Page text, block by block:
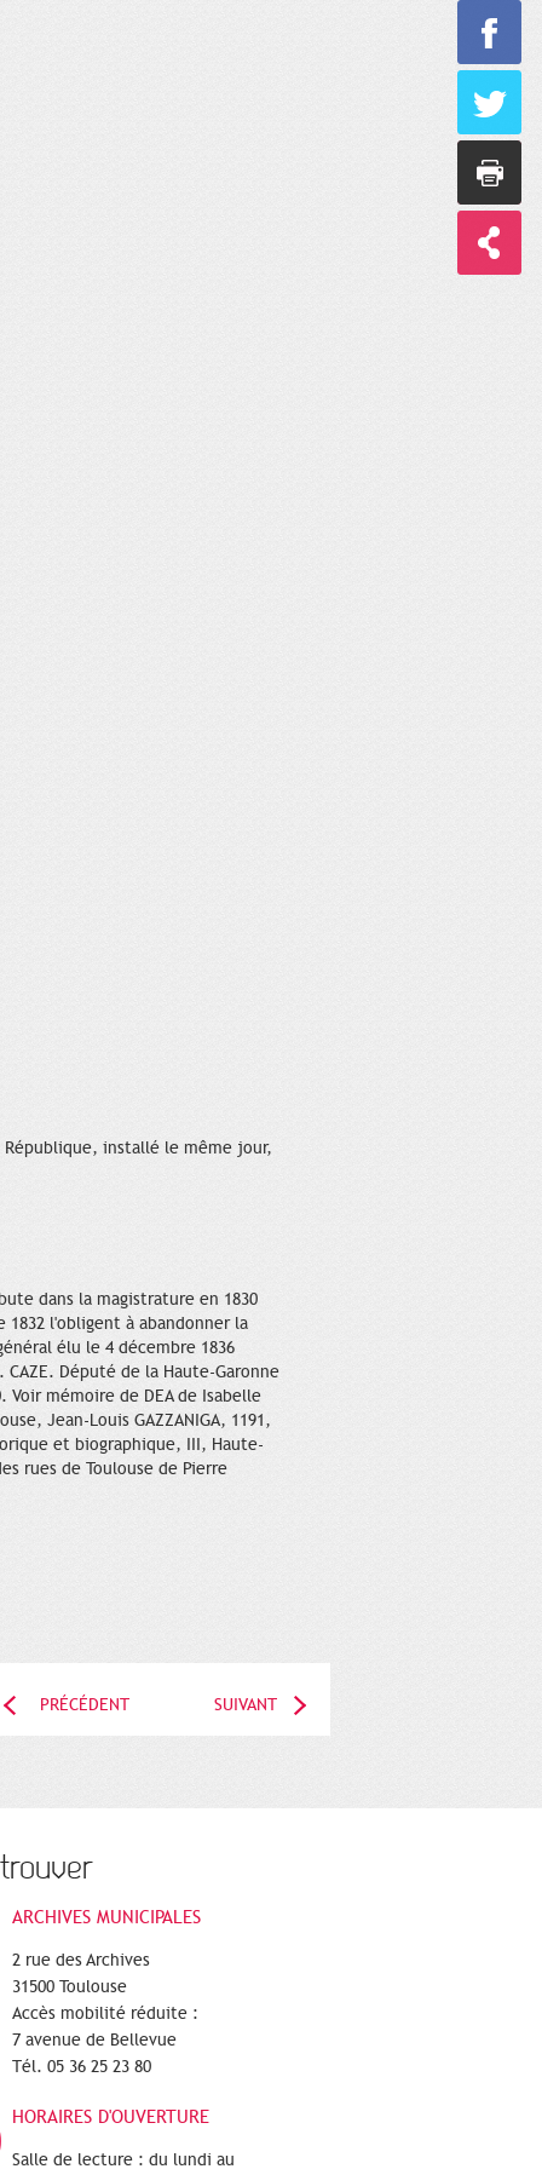
installé le même jour,
dans la magistrature en 1830
l'obligent à abandonner la
élu le 4 décembre 1836
Député de la Haute-Garonne
Voir mémoire de DEA de Isabelle
Jean-Louis GAZZANIGA, 1191,
et biographique, III, Haute-
rues de Toulouse de Pierre
PRÉCÉDENT SUIVANT
ARCHIVES MUNICIPALES
2 rue des Archives
31500 Toulouse
Accès mobilité réduite :
7 avenue de Bellevue
Tél. 05 36 25 23 80
HORAIRES D'OUVERTURE
Salle de lecture : du lundi au